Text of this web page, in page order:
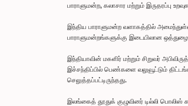
பாராளுமன்ற, கலாசார மற்றும் இருதரப்பு
இந்திய பாராளுமன்ற வளாகத்தில்
பாராளுமன்றங்களுக்கு இடையிலான
இந்தியாவின் மகளிர் மற்றும் சிறுவர்
இச்சந்திப்பில் பெண்களை வலுவூட்டும்
செலுத்தப்பட்டிருந்தது.
இலங்கைத் தூதுக் குழுவினர் டில்லி